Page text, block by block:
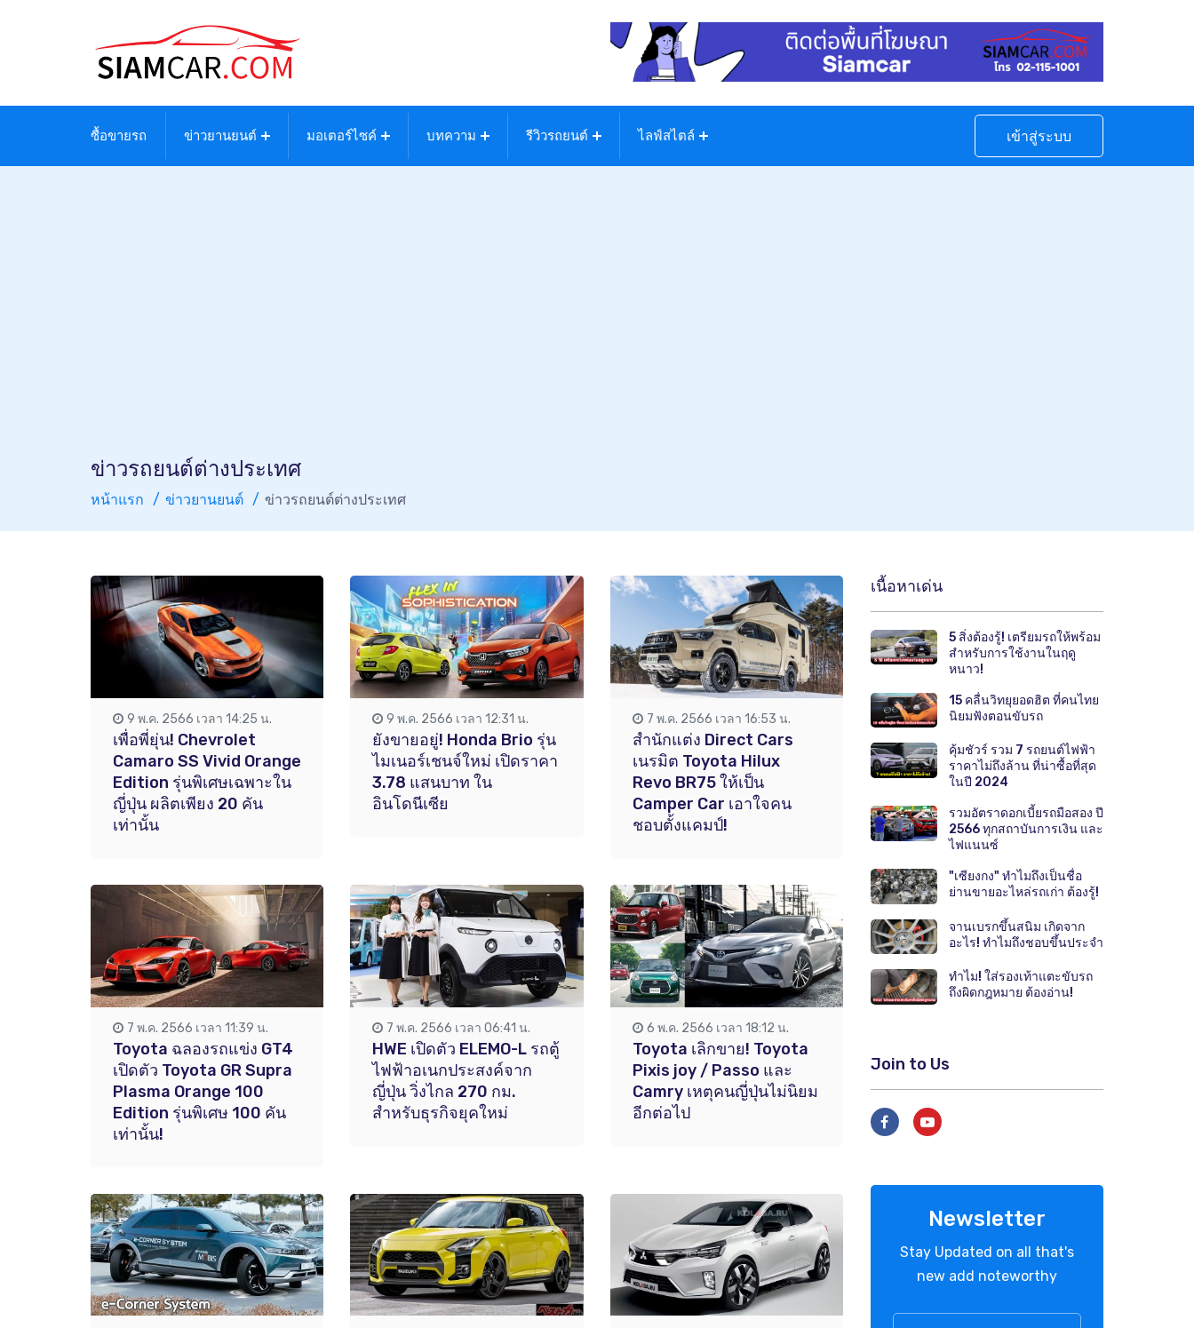
ซื้อขายรถ ข่าวยานยนต์ มอเตอร์ไซค์ บทความ รีวิวรถยนต์ ไลฟ์สไตล์ เข้าสู่ระบบ
ข่าวรถยนต์ต่างประเทศ
หน้าแรก ข่าวยานยนต์ ข่าวรถยนต์ต่างประเทศ
9 พ.ค. 2566 เวลา 14:25 น.
เพื่อพี่ยุ่น! Chevrolet
Camaro SS Vivid Orange
Edition รุ่นพิเศษเฉพาะใน
ญี่ปุ่น ผลิตเพียง 20 คัน
เท่านั้น
9 พ.ค. 2566 เวลา 12:31 น.
ยังขายอยู่! Honda Brio รุ่น
ไมเนอร์เชนจ์ใหม่ เปิดราคา
3.78 แสนบาท ใน
อินโดนีเซีย
7 พ.ค. 2566 เวลา 16:53 น.
สำนักแต่ง Direct Cars
เนรมิต Toyota Hilux
Revo BR75 ให้เป็น
Camper Car เอาใจคน
ชอบตั้งแคมป์!
7 พ.ค. 2566 เวลา 11:39 น.
Toyota ฉลองรถแข่ง GT4
เปิดตัว Toyota GR Supra
Plasma Orange 100
Edition รุ่นพิเศษ 100 คัน
เท่านั้น!
7 พ.ค. 2566 เวลา 06:41 น.
HWE เปิดตัว ELEMO-L รถตู้
ไฟฟ้าอเนกประสงค์จาก
ญี่ปุ่น วิ่งไกล 270 กม.
สำหรับธุรกิจยุคใหม่
6 พ.ค. 2566 เวลา 18:12 น.
Toyota เลิกขาย! Toyota
Pixis joy / Passo และ
Camry เหตุคนญี่ปุ่นไม่นิยม
อีกต่อไป
เนื้อหาเด่น
5 สิ่งต้องรู้! เตรียมรถให้พร้อม
สำหรับการใช้งานในฤดู
หนาว!
15 คลื่นวิทยุยอดฮิต ที่คนไทย
นิยมฟังตอนขับรถ
คุ้มชัวร์ รวม 7 รถยนต์ไฟฟ้า
ราคาไม่ถึงล้าน ที่น่าซื้อที่สุด
ในปี 2024
รวมอัตราดอกเบี้ยรถมือสอง ปี
2566 ทุกสถาบันการเงิน และ
ไฟแนนซ์
"เซียงกง" ทำไมถึงเป็นชื่อ
ย่านขายอะไหล่รถเก่า ต้องรู้!
จานเบรกขึ้นสนิม เกิดจาก
อะไร! ทำไมถึงชอบขึ้นประจำ
ทำไม! ใส่รองเท้าแตะขับรถ
ถึงผิดกฎหมาย ต้องอ่าน!
Join to Us
Newsletter
Stay Updated on all that's
new add noteworthy